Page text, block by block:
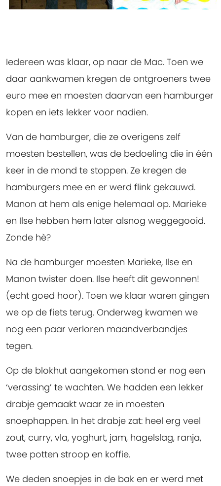
Iedereen was klaar, op naar de Mac. Toen we
daar aankwamen kregen de ontgroeners twee
euro mee en moesten daarvan een hamburger
kopen en iets lekker voor nadien.
Van de hamburger, die ze overigens zelf
moesten bestellen, was de bedoeling die in één
keer in de mond te stoppen. Ze kregen de
hamburgers mee en er werd flink gekauwd.
Manon at hem als enige helemaal op. Marieke
en Ilse hebben hem later alsnog weggegooid.
Zonde hè?
Na de hamburger moesten Marieke, Ilse en
Manon twister doen. Ilse heeft dit gewonnen!
(echt goed hoor). Toen we klaar waren gingen
we op de fiets terug. Onderweg kwamen we
nog een paar verloren maandverbandjes
tegen.
Op de blokhut aangekomen stond er nog een
‘verassing’ te wachten. We hadden een lekker
drabje gemaakt waar ze in moesten
snoephappen. In het drabje zat: heel erg veel
zout, curry, vla, yoghurt, jam, hagelslag, ranja,
twee potten stroop en koffie.
We deden snoepjes in de bak en er werd met